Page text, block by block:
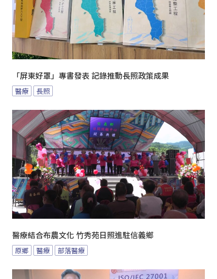
「屏東好罩」專書發表 記錄推動長照政策成果
醫療 長照
醫療結合布農文化 竹秀苑日照進駐信義鄉
原鄉 醫療 部落醫療